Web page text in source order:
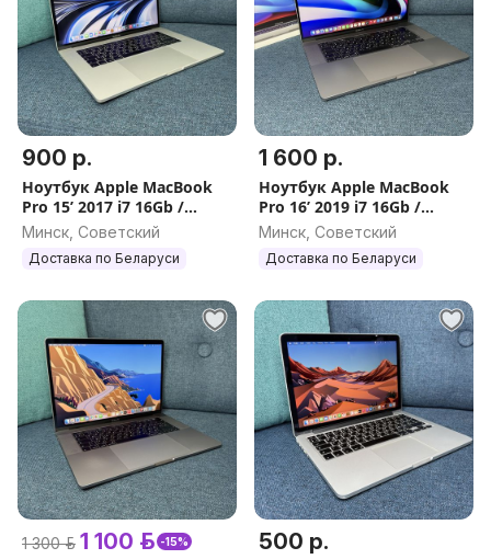
900 р.
Ноутбук Apple MacBook
Pro 15’ 2017 i7 16Gb /
256Gb (с НДС)
Минск, Советский
Доставка по Беларуси
1 600 р.
Ноутбук Apple MacBook
Pro 16’ 2019 i7 16Gb /
512Gb (с НДС)
Минск, Советский
Доставка по Беларуси
1 300 р. 1 100 р. -15% 500 р.